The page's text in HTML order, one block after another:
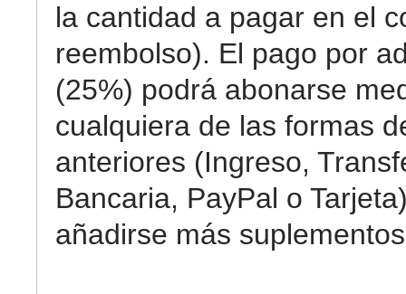
la cantidad a pagar en el
reembolso). El pago por
(25%) podrá abonarse
cualquiera de las formas
anteriores (Ingreso,
Bancaria, PayPal o
añadirse más